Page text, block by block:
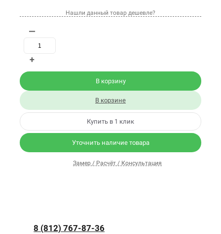
Нашли данный товар дешевле?
—
+
В корзину
В корзине
Купить в 1 клик
Уточнить наличие товара
Замер / Расчёт / Консультация
8 (812) 767-87-36